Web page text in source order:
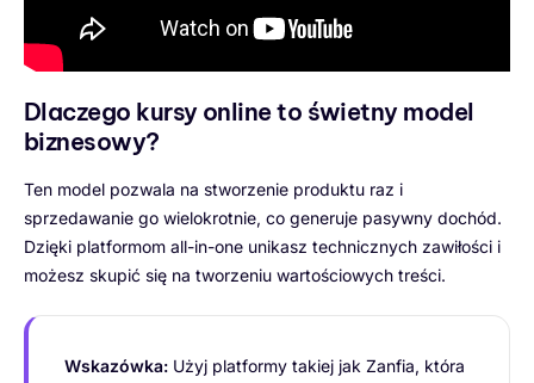
Dlaczego kursy online to świetny model
biznesowy?
Ten model pozwala na stworzenie produktu raz i
sprzedawanie go wielokrotnie, co generuje pasywny dochód.
Dzięki platformom all-in-one unikasz technicznych zawiłości i
możesz skupić się na tworzeniu wartościowych treści.
Wskazówka: Użyj platformy takiej jak Zanfia, która